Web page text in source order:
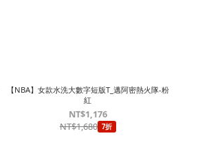
【NBA】女款水洗大數字短版T_邁阿密熱火隊-粉
紅
NT$1,176
NT$1,680 7折